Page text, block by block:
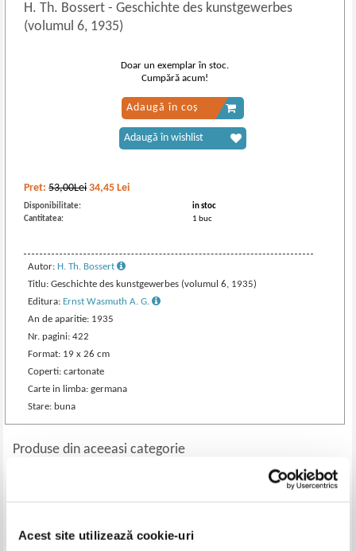
Acest site utilizează cookie-uri
H. Th. Bossert- Geschichte des kunstgewerbes
(volumul 6, 1935)
Pret:53,00Lei 34,45 Lei
Disponibilitate:
in stoc
Cantitatea:
1 buc
Autor: H. Th. Bossert
Titlu: Geschichte des kunstgewerbes (volumul 6, 1935)
Editura: Ernst Wasmuth A. G.
An de aparitie: 1935
Nr. pagini: 422
Format: 19 x 26 cm
Coperti: cartonate
Carte in limba: germana
Stare: buna
Doar un exemplar în stoc.
Cumpără acum!
Adaugă în coș
Adaugă în wishlist
Produse din aceeasi categorie
-20%